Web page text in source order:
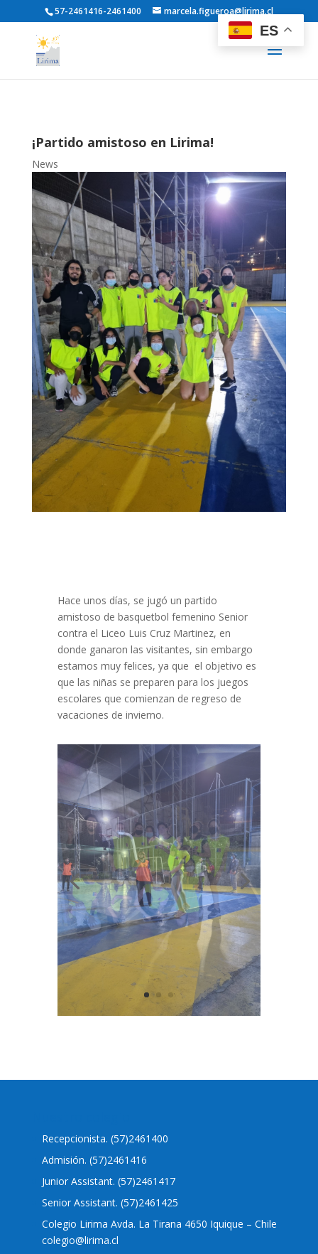
57-2461416-2461400 marcela.figueroa@lirima.cl
¡Partido amistoso en Lirima!
News
Hace unos días, se jugó un partido
amistoso de basquetbol femenino Senior
contra el Liceo Luis Cruz Martinez, en
donde ganaron las visitantes, sin embargo
estamos muy felices, ya que el objetivo es
que las niñas se preparen para los juegos
escolares que comienzan de regreso de
vacaciones de invierno.
Recepcionista. (57)2461400
Admisión. (57)2461416
Junior Assistant. (57)2461417
Senior Assistant. (57)2461425
Colegio Lirima Avda. La Tirana 4650 Iquique – Chile
colegio@lirima.cl
ES